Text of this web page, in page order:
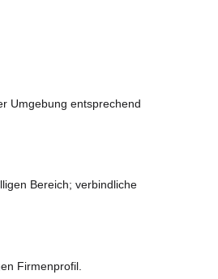
Umgebung entsprechend
Bereich; verbindliche
Firmenprofil.